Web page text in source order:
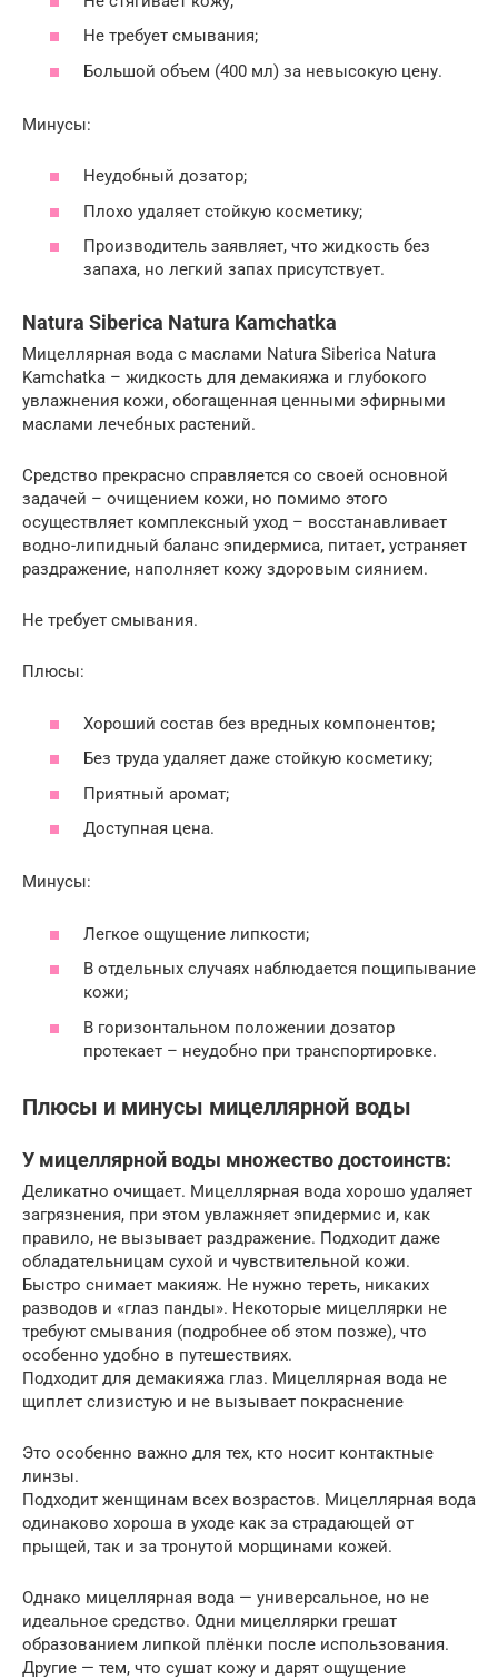
Не требует смывания;
Большой объем (400 мл) за невысокую цену.
Минусы:
Неудобный дозатор;
Плохо удаляет стойкую косметику;
Производитель заявляет, что жидкость без
запаха, но легкий запах присутствует.
Natura Siberica Natura Kamchatka
Мицеллярная вода с маслами Natura Siberica Natura
Kamchatka – жидкость для демакияжа и глубокого
увлажнения кожи, обогащенная ценными эфирными
маслами лечебных растений.
Средство прекрасно справляется со своей основной
задачей – очищением кожи, но помимо этого
осуществляет комплексный уход – восстанавливает
водно-липидный баланс эпидермиса, питает, устраняет
раздражение, наполняет кожу здоровым сиянием.
Не требует смывания.
Плюсы:
Хороший состав без вредных компонентов;
Без труда удаляет даже стойкую косметику;
Приятный аромат;
Доступная цена.
Минусы:
Легкое ощущение липкости;
В отдельных случаях наблюдается пощипывание
кожи;
В горизонтальном положении дозатор
протекает – неудобно при транспортировке.
Плюсы и минусы мицеллярной воды
У мицеллярной воды множество достоинств:
Деликатно очищает. Мицеллярная вода хорошо удаляет
загрязнения, при этом увлажняет эпидермис и, как
правило, не вызывает раздражение. Подходит даже
обладательницам сухой и чувствительной кожи.
Быстро снимает макияж. Не нужно тереть, никаких
разводов и «глаз панды». Некоторые мицеллярки не
требуют смывания (подробнее об этом позже), что
особенно удобно в путешествиях.
Подходит для демакияжа глаз. Мицеллярная вода не
щиплет слизистую и не вызывает покраснение
Это особенно важно для тех, кто носит контактные
линзы.
Подходит женщинам всех возрастов. Мицеллярная вода
одинаково хороша в уходе как за страдающей от
прыщей, так и за тронутой морщинами кожей.
Однако мицеллярная вода — универсальное, но не
идеальное средство. Одни мицеллярки грешат
образованием липкой плёнки после использования.
Другие — тем, что сушат кожу и дарят ощущение